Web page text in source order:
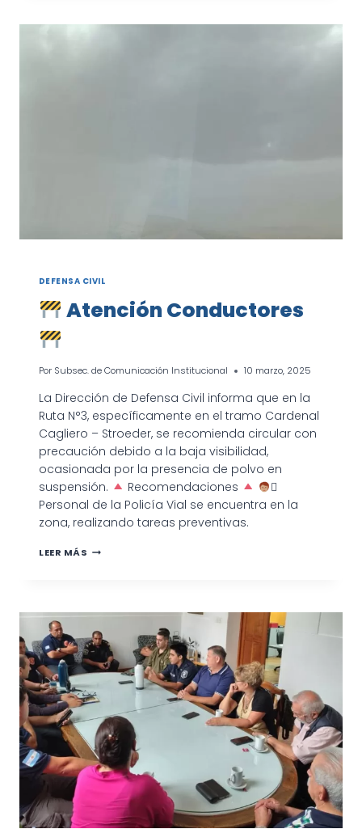
DEFENSA CIVIL
Atención Conductores
Por Subsec. de Comunicación Institucional 10 marzo, 2025
La Dirección de Defensa Civil informa que en la
Ruta N°3, específicamente en el tramo Cardenal
Cagliero – Stroeder, se recomienda circular con
precaución debido a la baja visibilidad,
ocasionada por la presencia de polvo en
suspensión.
Recomendaciones
‍✈
Personal de la Policía Vial se encuentra en la
zona, realizando tareas preventivas.
LEER MÁS